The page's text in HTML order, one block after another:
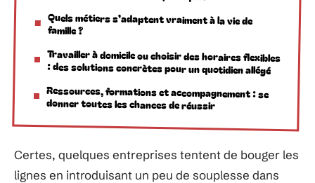
Quels métiers s’adaptent vraiment à la vie de
famille ?
Travailler à domicile ou choisir des horaires flexibles
: des solutions concrètes pour un quotidien allégé
Ressources, formations et accompagnement : se
donner toutes les chances de réussir
Certes, quelques entreprises tentent de bouger les
lignes en introduisant un peu de souplesse dans